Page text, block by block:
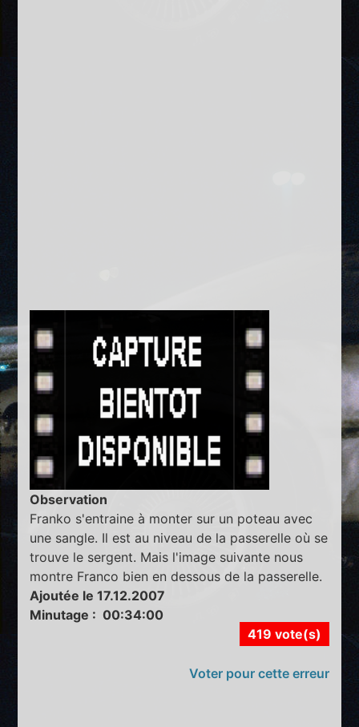
Observation
Franko s'entraine à monter sur un poteau avec
une sangle. Il est au niveau de la passerelle où se
trouve le sergent. Mais l'image suivante nous
montre Franco bien en dessous de la passerelle.
Ajoutée le 17.12.2007
Minutage : 00:34:00
419 vote(s)
Voter pour cette erreur